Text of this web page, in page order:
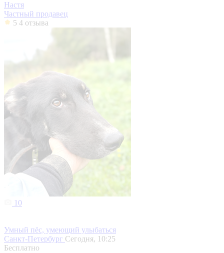
Настя
Частный продавец
5 4 отзыва
10
Умный пёс, умеющий улыбаться
Санкт-Петербург Сегодня, 10:25
Бесплатно